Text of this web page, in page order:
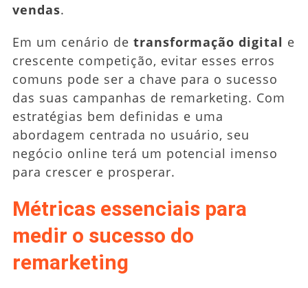
vendas.
Em um cenário de transformação digital e
crescente competição, evitar esses erros
comuns pode ser a chave para o sucesso
das suas campanhas de remarketing. Com
estratégias bem definidas e uma
abordagem centrada no usuário, seu
negócio online terá um potencial imenso
para crescer e prosperar.
Métricas essenciais para
medir o sucesso do
remarketing